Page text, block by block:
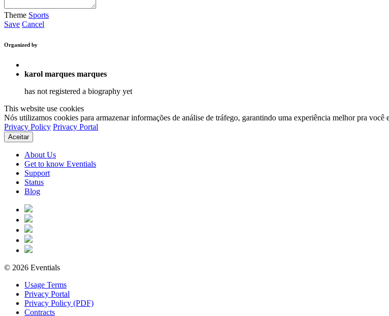
Theme Sports
Save Cancel
Organized by
karol marques marques
has not registered a biography yet
This website use cookies
Nós utilizamos cookies para armazenar informações de análise de tráfego, garantindo uma experiência melhor pra
Privacy Policy Privacy Portal
Aceitar
About Us
Get to know Eventials
Support
Status
Blog
© 2026 Eventials
Usage Terms
Privacy Portal
Privacy Policy (PDF)
Contracts